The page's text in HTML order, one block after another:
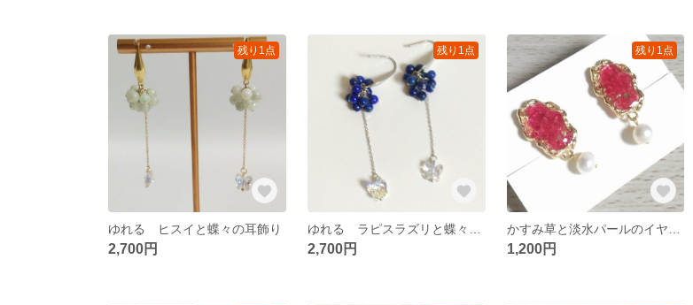
残り1点
ゆれる ヒスイと蝶々の耳飾り
2,700円
残り1点
2,700円
残り1点
1,200円